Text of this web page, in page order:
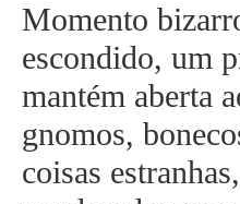
Momento
escondido, um
mantém aberta
gnomos,
coisas